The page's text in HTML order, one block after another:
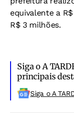
equivalente a
R$ 3 milhões.
Siga o A
principais
Siga o A